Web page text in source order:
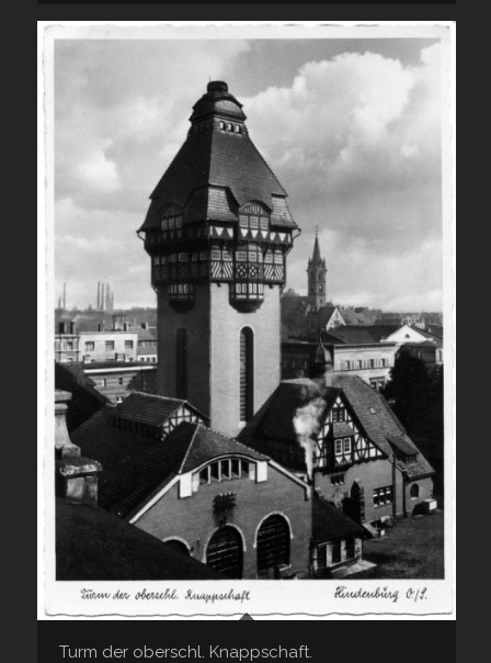
Turm der oberschl. Knappschaft.